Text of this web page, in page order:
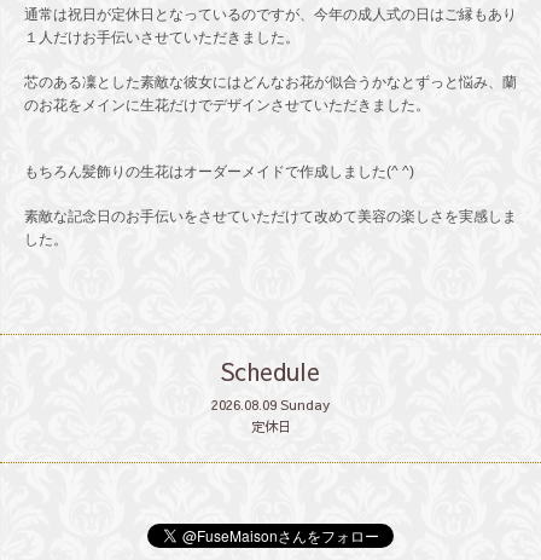
通常は祝日が定休日となっているのですが、今年の成人式の日はご縁もあり
１人だけお手伝いさせていただきました。
芯のある凜とした素敵な彼女にはどんなお花が似合うかなとずっと悩み、蘭
のお花をメインに生花だけでデザインさせていただきました。
もちろん髪飾りの生花はオーダーメイドで作成しました(^ ^)
素敵な記念日のお手伝いをさせていただけて改めて美容の楽しさを実感しま
した。
Schedule
2026.08.09 Sunday
定休日